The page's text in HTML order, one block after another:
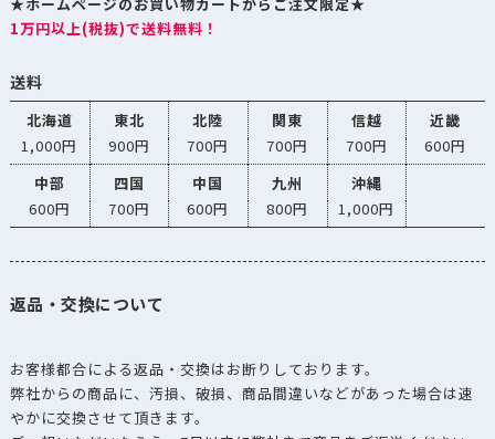
★ホームページのお買い物カートからご注文限定★
1万円以上(税抜)で送料無料！
送料
北海道 東北 北陸 関東 信越
近畿
1,000円
900円 700円 700円 700円
600円
中部
四国 中国 九州
沖縄
600円
700円 600円 800円 1,000円
返品・交換について
お客様都合による返品・交換はお断りしております。
弊社からの商品に、汚損、破損、商品間違いなどがあった場合は速
やかに交換させて頂きます。